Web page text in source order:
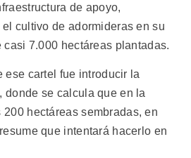
de apoyo,
cultivo de adormideras en su
7.000 hectáreas plantadas.
ese cartel fue introducir la
donde se calcula que en la
hectáreas sembradas, en
que intentará hacerlo en